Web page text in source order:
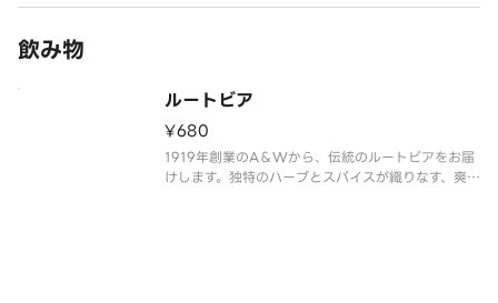
飲み物
ルートビア
¥680
1919年創業のA＆Wから、伝統のルートビアをお届
けします。独特のハーブとスパイスが織りなす、爽や